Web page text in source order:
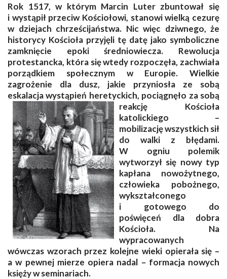
Rok 1517, w którym Marcin Luter zbuntował się
i wystąpił przeciw Kościołowi, stanowi wielką cezurę
w dziejach chrześcijaństwa. Nic więc dziwnego, że
historycy Kościoła przyjęli tę datę jako symboliczne
zamknięcie epoki średniowiecza. Rewolucja
protestancka, która się wtedy rozpoczęła, zachwiała
porządkiem społecznym w Europie. Wielkie
zagrożenie dla dusz, jakie przyniosła ze sobą
eskalacja wystąpień heretyckich, pociągnęło za sobą
reakcję Kościoła
katolickiego –
mobilizację wszystkich sił
do walki z błędami.
W ogniu polemik
wytworzył się nowy typ
kapłana nowożytnego,
człowieka pobożnego,
wykształconego
i gotowego do
poświęceń dla dobra
Kościoła. Na
wypracowanych
wówczas wzorach przez kolejne wieki opierała się –
a w pewnej mierze opiera nadal – formacja nowych
księży w seminariach.